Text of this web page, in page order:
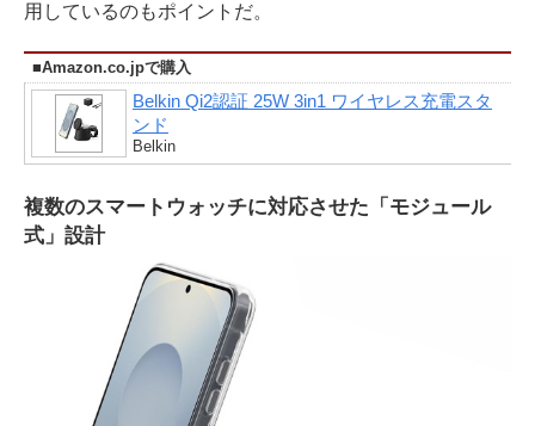
用しているのもポイントだ。
■Amazon.co.jpで購入
Belkin Qi2認証 25W 3in1 ワイヤレス充電スタ
ンド
Belkin
複数のスマートウォッチに対応させた「モジュール
式」設計